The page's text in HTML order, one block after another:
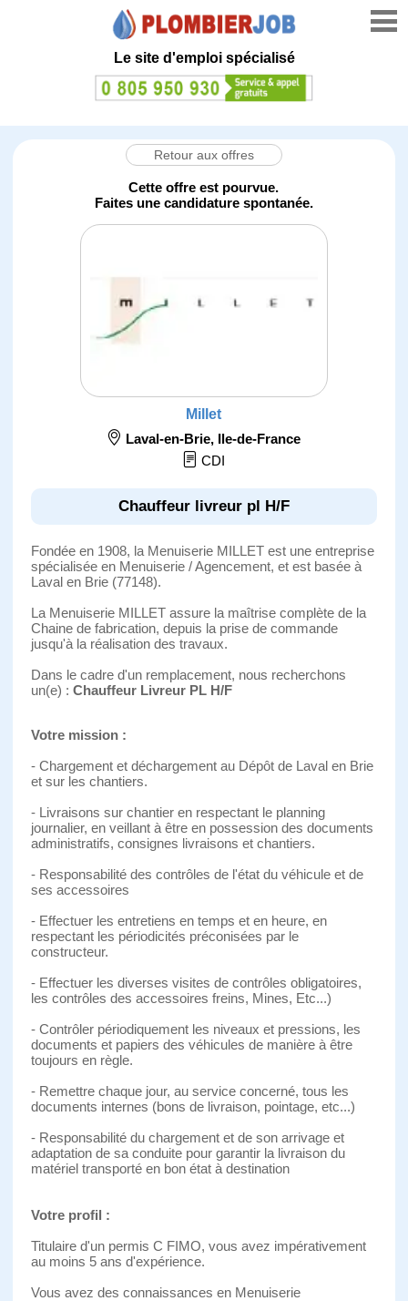
Le site d'emploi spécialisé
Retour aux offres
Cette offre est pourvue.
Faites une candidature spontanée.
Millet
Laval-en-Brie, Ile-de-France
CDI
Chauffeur livreur pl H/F
Fondée en 1908, la Menuiserie MILLET est une entreprise
spécialisée en Menuiserie / Agencement, et est basée à
Laval en Brie (77148).
La Menuiserie MILLET assure la maîtrise complète de la
Chaine de fabrication, depuis la prise de commande
jusqu'à la réalisation des travaux.
Dans le cadre d'un remplacement, nous recherchons
un(e) : Chauffeur Livreur PL H/F
Votre mission :
- Chargement et déchargement au Dépôt de Laval en Brie
et sur les chantiers.
- Livraisons sur chantier en respectant le planning
journalier, en veillant à être en possession des documents
administratifs, consignes livraisons et chantiers.
- Responsabilité des contrôles de l'état du véhicule et de
ses accessoires
- Effectuer les entretiens en temps et en heure, en
respectant les périodicités préconisées par le
constructeur.
- Effectuer les diverses visites de contrôles obligatoires,
les contrôles des accessoires freins, Mines, Etc...)
- Contrôler périodiquement les niveaux et pressions, les
documents et papiers des véhicules de manière à être
toujours en règle.
- Remettre chaque jour, au service concerné, tous les
documents internes (bons de livraison, pointage, etc...)
- Responsabilité du chargement et de son arrivage et
adaptation de sa conduite pour garantir la livraison du
matériel transporté en bon état à destination
Votre profil :
Titulaire d'un permis C FIMO, vous avez impérativement
au moins 5 ans d'expérience.
Vous avez des connaissances en Menuiserie